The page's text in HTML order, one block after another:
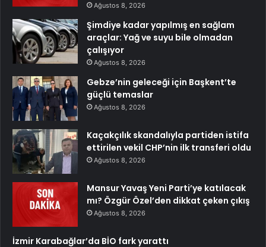
Ağustos 8, 2026
Şimdiye kadar yapılmış en sağlam
araçlar: Yağ ve suyu bile olmadan
çalışıyor
Ağustos 8, 2026
Gebze’nin geleceği için Başkent’te
güçlü temaslar
Ağustos 8, 2026
Kaçakçılık skandalıyla partiden istifa
ettirilen vekil CHP’nin ilk transferi oldu
Ağustos 8, 2026
Mansur Yavaş Yeni Parti’ye katılacak
mı? Özgür Özel’den dikkat çeken çıkış
Ağustos 8, 2026
İzmir Karabağlar’da BİO fark yarattı